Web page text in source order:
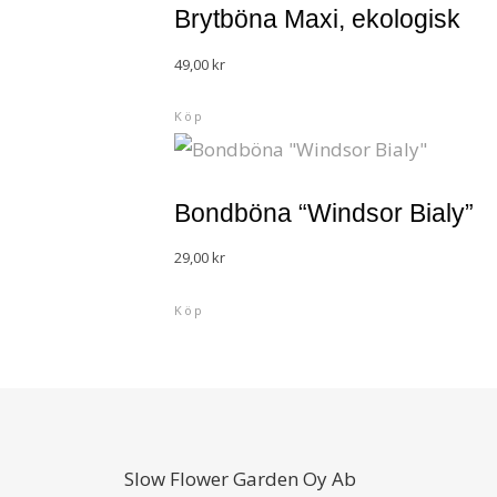
Brytböna Maxi, ekologisk
49,00kr
Köp
Bondböna “Windsor Bialy”
29,00kr
Köp
Slow Flower Garden Oy Ab